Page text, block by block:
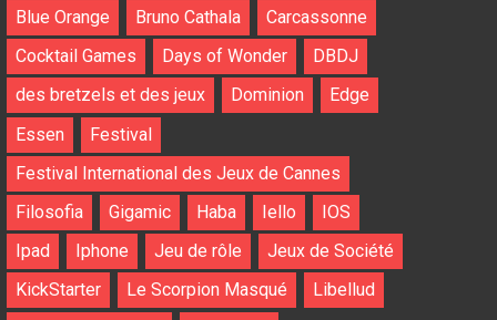
Blue Orange
Bruno Cathala
Carcassonne
Cocktail Games
Days of Wonder
DBDJ
des bretzels et des jeux
Dominion
Edge
Essen
Festival
Festival International des Jeux de Cannes
Filosofia
Gigamic Haba Iello
IOS
Ipad
Iphone Jeu de rôle
Jeux de Société
KickStarter
Le Scorpion Masqué
Libellud